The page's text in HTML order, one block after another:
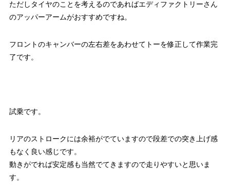
ただしタイヤのことを考えるのであればエディファクトリーさん
のアッパーアームがおすすめですね。
フロントのキャンバーの左右差をあわせてトーを修正して作業完
了です。
試乗です。
リアのストロークには余裕がでていますので段差での突き上げ感
もなく良い感じです。
動きがでれば安定感も当然でてきますので走りやすいと思いま
す。